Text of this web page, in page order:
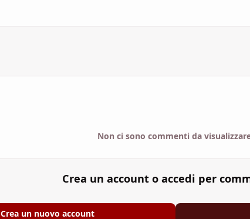
Non ci sono commenti da
Crea un account o accedi per
Crea un nuovo account